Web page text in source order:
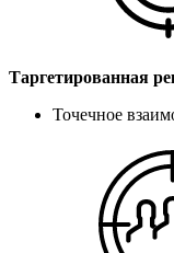
Таргетированная
Точечное